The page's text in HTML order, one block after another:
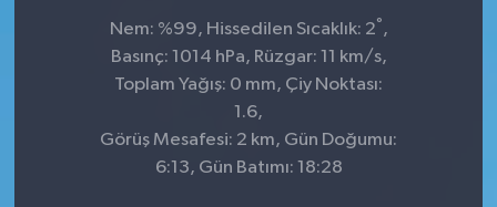
Nem: %99, Hissedilen Sıcaklık: 2° ,
Basınç: 1014 hPa, Rüzgar: 11 km/s,
Toplam Yağış: 0 mm, Çiy Noktası:
1.6,
Görüş Mesafesi: 2 km, Gün Doğumu:
6:13, Gün Batımı: 18:28